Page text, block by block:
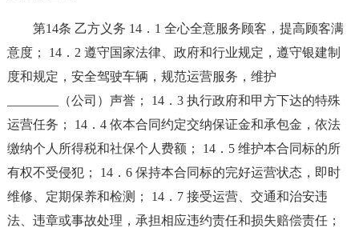
第14条 乙方义务 14．1 全心全意服务顾客，提高顾客满
意度； 14．2 遵守国家法律、政府和行业规定，遵守银建制
度和规定，安全驾驶车辆，规范运营服务，维护
________（公司）声誉； 14．3 执行政府和甲方下达的特殊
运营任务； 14．4 依本合同约定交纳保证金和承包金，依法
缴纳个人所得税和社保个人费额； 14．5 维护本合同标的所
有权不受侵犯； 14．6 保持本合同标的完好运营状态，即时
维修、定期保养和检测； 14．7 接受运营、交通和治安违
法、违章或事故处理，承担相应违约责任和损失赔偿责任；